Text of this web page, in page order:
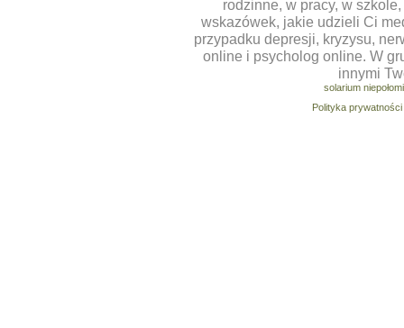
rodzinne, w pracy, w
wskazówek, jakie udzieli Ci
przypadku depresji, kryzysu,
online i psycholog online. W
innymi
solarium
Polityka prywatności